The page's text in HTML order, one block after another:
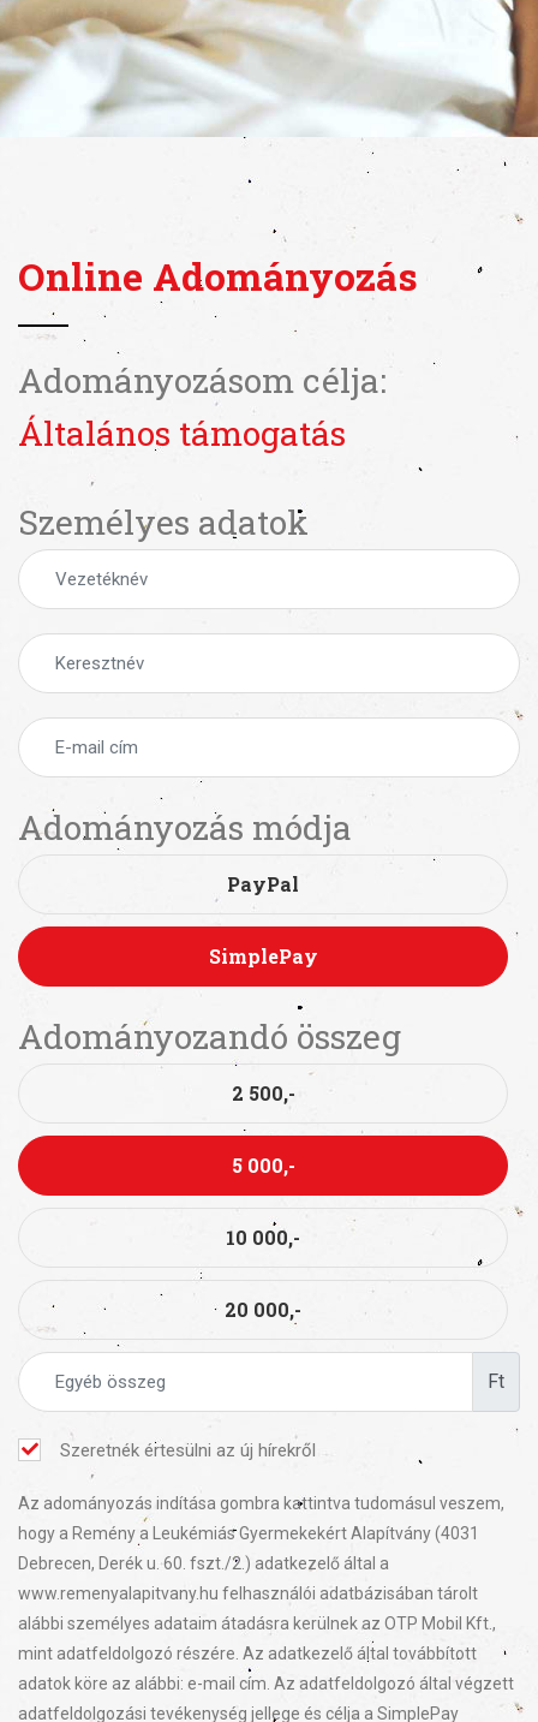
Online Adományozás
Adományozásom célja:
Általános támogatás
Személyes adatok
Adományozás módja
PayPal
SimplePay
Adományozandó összeg
2 500,-
5 000,-
10 000,-
20 000,-
Ft
Szeretnék értesülni az új hírekről
Az adományozás indítása gombra kattintva tudomásul veszem,
hogy a Remény a Leukémiás Gyermekekért Alapítvány (4031
Debrecen, Derék u. 60. fszt./2.) adatkezelő által a
www.remenyalapitvany.hu felhasználói adatbázisában tárolt
alábbi személyes adataim átadásra kerülnek az OTP Mobil Kft.,
mint adatfeldolgozó részére. Az adatkezelő által továbbított
adatok köre az alábbi: e-mail cím. Az adatfeldolgozó által végzett
adatfeldolgozási tevékenység jellege és célja a SimplePay